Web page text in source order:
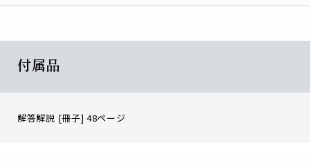
付属品
解答解説 [冊子] 48ページ